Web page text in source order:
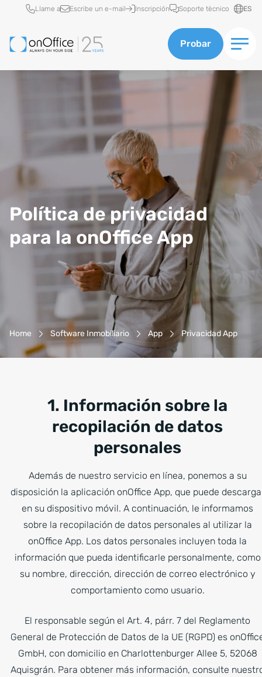
Acceso rápido
Llame a Escribe un e-mail Inscripción Soporte tècnico ES
Probar
Política de privacidad
para la onOffice App
Breadcrumb-Navigation
Home Software Inmobiliario App Privacidad App
1. Información sobre la
recopilación de datos
personales
Además de nuestro servicio en línea, ponemos a su
disposición la aplicación onOffice App, que puede
en su dispositivo móvil. A continuación, le informamos
sobre la recopilación de datos personales al utilizar la
onOffice App. Los datos personales incluyen toda la
información que pueda identificarle personalmente, como
su nombre, dirección, dirección de correo electrónico y
comportamiento como usuario.
El responsable según el Art. 4, párr. 7 del Reglamento
General de Protección de Datos de la UE (RGPD) es
GmbH, con domicilio en Charlottenburger Allee 5, 52068
Aquisgrán. Para obtener más información, consulte